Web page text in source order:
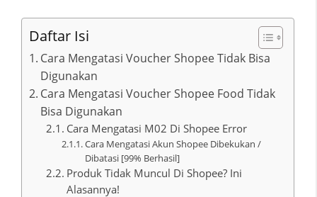
Daftar Isi
Cara Mengatasi Voucher Shopee Tidak Bisa
Digunakan
Cara Mengatasi Voucher Shopee Food Tidak
Bisa Digunakan
Cara Mengatasi M02 Di Shopee Error
Cara Mengatasi Akun Shopee Dibekukan /
Dibatasi [99% Berhasil]
Produk Tidak Muncul Di Shopee? Ini
Alasannya!